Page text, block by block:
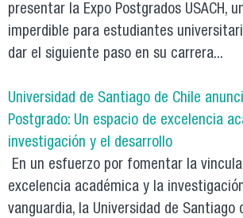
presentar la Expo Postgrados USACH,
imperdible para estudiantes
dar el siguiente paso en su carrera...
Universidad de Santiago de Chile
Postgrado: Un espacio de excelencia
investigación y el desarrollo
En un esfuerzo por fomentar la
excelencia académica y la
vanguardia, la Universidad de Santiago